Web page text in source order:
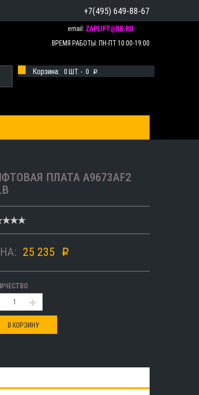
+7(495) 649-88-67
email: ZAPLIFT@BK.RU
ВРЕМЯ РАБОТЫ: ПН-ПТ 10:00-19:00
Корзина: 0 ШТ. - 0 p
ПЛАТА A9673AF2
25 235 p
В КОРЗИНУ